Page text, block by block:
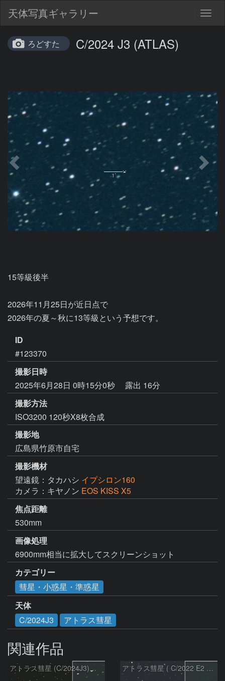
天体写真ギャラリー
ろどすた C/2024 J3 (ATLAS)
15等級後半
2026年11月25日が近日点で
2026年の夏～秋に13等級という予想です。
ID
#123370
撮影日時
2025年6月28日 0時15分0秒
露出 16分
撮影方法
ISO3200 120秒X8枚合成
撮影地
広島県竹原市自宅
撮影機材
望遠鏡：タカハシ イプシロン160
カメラ：キヤノン EOS KISS X5
焦点距離
530mm
画像処理
6900mm相当に拡大してスクリーンショット
カテゴリー
彗星・小惑星・準惑星
天体
C/2024J3
アトラス彗星
関連作品
アトラス彗星 (C/2024J3)：2026/08/05 アトラス彗星 ( C/2022 E2 )：2026/07/27